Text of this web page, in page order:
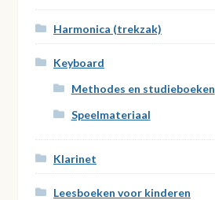
Harmonica (trekzak)
Keyboard
Methodes en studieboeken
Speelmateriaal
Klarinet
Leesboeken voor kinderen